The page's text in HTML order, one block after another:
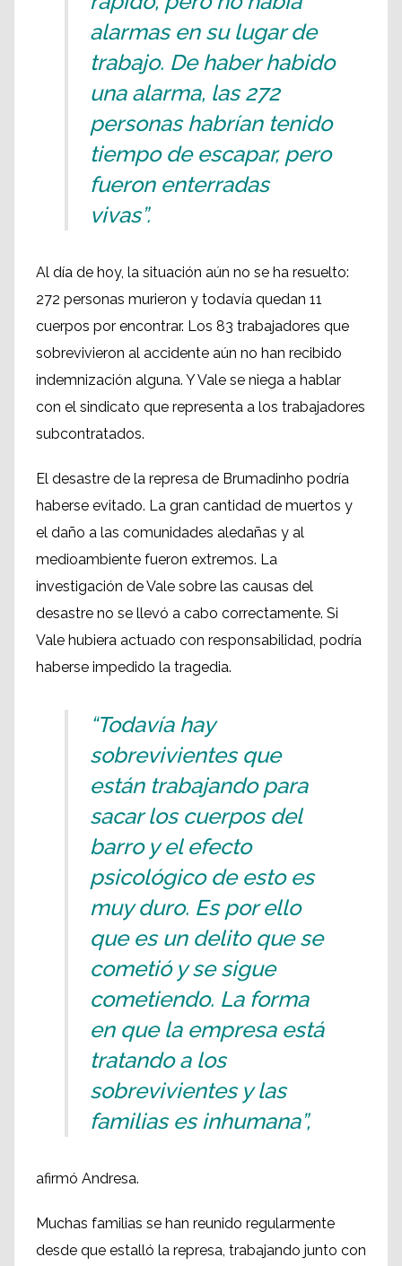
alarmas en su lugar de
trabajo. De haber habido
una alarma, las 272
personas habrían tenido
tiempo de escapar, pero
fueron enterradas
vivas”.
Al día de hoy, la situación aún no se ha resuelto:
272 personas murieron y todavía quedan 11
cuerpos por encontrar. Los 83 trabajadores que
sobrevivieron al accidente aún no han recibido
indemnización alguna. Y Vale se niega a hablar
con el sindicato que representa a los trabajadores
subcontratados.
El desastre de la represa de Brumadinho podría
haberse evitado. La gran cantidad de muertos y
el daño a las comunidades aledañas y al
medioambiente fueron extremos. La
investigación de Vale sobre las causas del
desastre no se llevó a cabo correctamente. Si
Vale hubiera actuado con responsabilidad, podría
haberse impedido la tragedia.
“Todavía hay
sobrevivientes que
están trabajando para
sacar los cuerpos del
barro y el efecto
psicológico de esto es
muy duro. Es por ello
que es un delito que se
cometió y se sigue
cometiendo. La forma
en que la empresa está
tratando a los
sobrevivientes y las
familias es inhumana”,
afirmó Andresa.
Muchas familias se han reunido regularmente
desde que estalló la represa, trabajando junto con